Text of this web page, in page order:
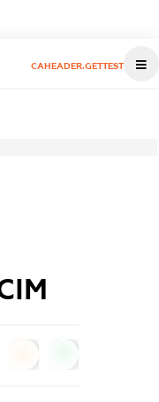
CAHEADER.GETTEST